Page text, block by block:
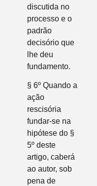
discutida no
processo e o
padrão
decisório que
lhe deu
fundamento.
§ 6º Quando a
ação
rescisória
fundar-se na
hipótese do §
5º deste
artigo, caberá
ao autor, sob
pena de